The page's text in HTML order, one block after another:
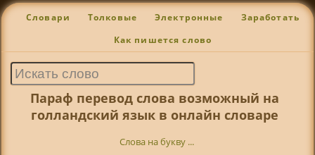
Словари Толковые Электронные Заработать
Как пишется слово
Параф перевод слова возможный на
голландский язык в онлайн словаре
Слова на букву ...